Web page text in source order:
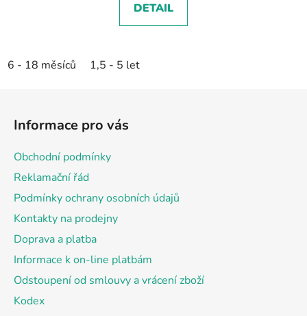
DETAIL
6 - 18 měsíců 1,5 - 5 let
Informace pro vás
Obchodní podmínky
Reklamační řád
Podmínky ochrany osobních údajů
Kontakty na prodejny
Doprava a platba
Informace k on-line platbám
Odstoupení od smlouvy a vrácení zboží
Kodex